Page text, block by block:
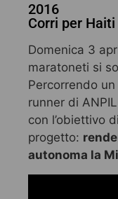
2016
Corri per Haiti
Domenica 3
maratoneti si
Percorrendo
runner di
con l’obiettivo
progetto:
autonoma la